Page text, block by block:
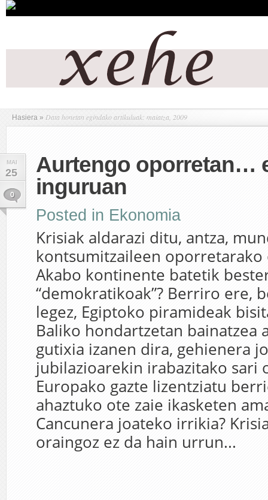
Hasiera » Data honetan egindako artikuluak: maiatza, 2009
MAI
25
0
Aurtengo oporretan…
inguruan
Posted in Ekonomia
Krisiak aldarazi ditu, antza,
kontsumitzaileen
Akabo kontinente batetik
“demokratikoak”? Berriro ere,
legez, Egiptoko piramideak
Baliko hondartzetan bainatzea
gutixia izanen dira, gehienera
jubilazioarekin irabazitako sari
Europako gazte lizentziatu
ahaztuko ote zaie ikasketen
Cancunera joateko irrikia?
oraingoz ez da hain urrun...